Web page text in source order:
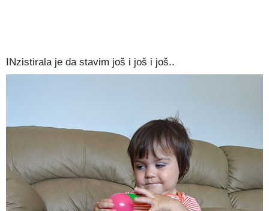
INzistirala je da stavim još i još i još..